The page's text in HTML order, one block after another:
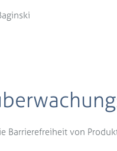
Barrierefreiheit von